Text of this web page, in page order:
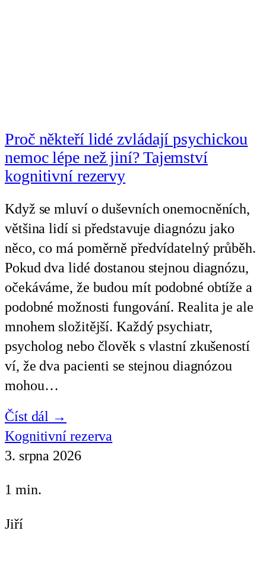
Proč někteří lidé zvládají psychickou
nemoc lépe než jiní? Tajemství
kognitivní rezervy
Když se mluví o duševních onemocněních,
většina lidí si představuje diagnózu jako
něco, co má poměrně předvídatelný průběh.
Pokud dva lidé dostanou stejnou diagnózu,
očekáváme, že budou mít podobné obtíže a
podobné možnosti fungování. Realita je ale
mnohem složitější. Každý psychiatr,
psycholog nebo člověk s vlastní zkušeností
ví, že dva pacienti se stejnou diagnózou
mohou…
Číst dál →
Kognitivní rezerva
3. srpna 2026
1 min.
Jiří